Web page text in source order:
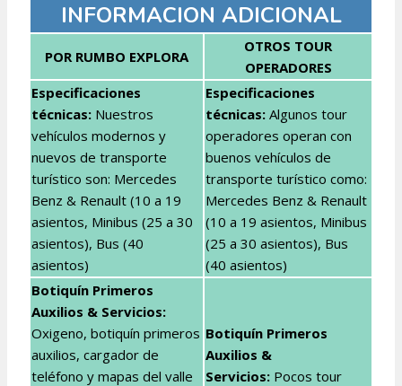
INFORMACION ADICIONAL
POR RUMBO EXPLORA
OTROS TOUR
OPERADORES
Especificaciones
técnicas: Nuestros
vehículos modernos y
nuevos de transporte
turístico son: Mercedes
Benz & Renault (10 a 19
asientos, Minibus (25 a 30
asientos), Bus (40
asientos)
Especificaciones
técnicas: Algunos tour
operadores operan con
buenos vehículos de
transporte turístico como:
Mercedes Benz & Renault
(10 a 19 asientos, Minibus
(25 a 30 asientos), Bus
(40 asientos)
Botiquín Primeros
Auxilios & Servicios:
Oxigeno, botiquín primeros
auxilios, cargador de
teléfono y mapas del valle
Botiquín Primeros
Auxilios &
Servicios: Pocos tour